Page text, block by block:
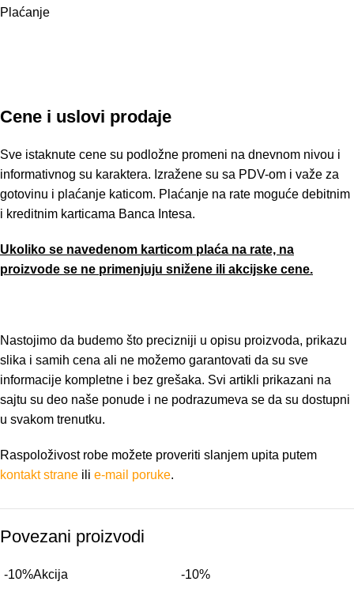
Plaćanje
Cene i uslovi prodaje
Sve istaknute cene su podložne promeni na dnevnom nivou i
informativnog su karaktera. Izražene su sa PDV-om i važe za
gotovinu i plaćanje katicom. Plaćanje na rate moguće debitnim
i kreditnim karticama Banca Intesa.
Ukoliko se navedenom karticom plaća na rate, na
proizvode se ne primenjuju snižene ili akcijske cene.
Nastojimo da budemo što precizniji u opisu proizvoda, prikazu
slika i samih cena ali ne možemo garantovati da su sve
informacije kompletne i bez grešaka. Svi artikli prikazani na
sajtu su deo naše ponude i ne podrazumeva se da su dostupni
u svakom trenutku.
Raspoloživost robe možete proveriti slanjem upita putem
kontakt strane ili e-mail poruke.
Povezani proizvodi
-10%Akcija -10%